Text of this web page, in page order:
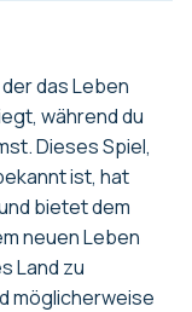
das Leben
während du
Dieses Spiel,
ist, hat
bietet dem
neuen Leben
Land zu
möglicherweise